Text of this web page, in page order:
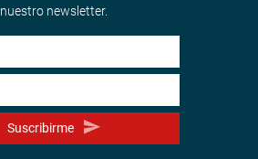
nuestro newsletter.
Suscribirme